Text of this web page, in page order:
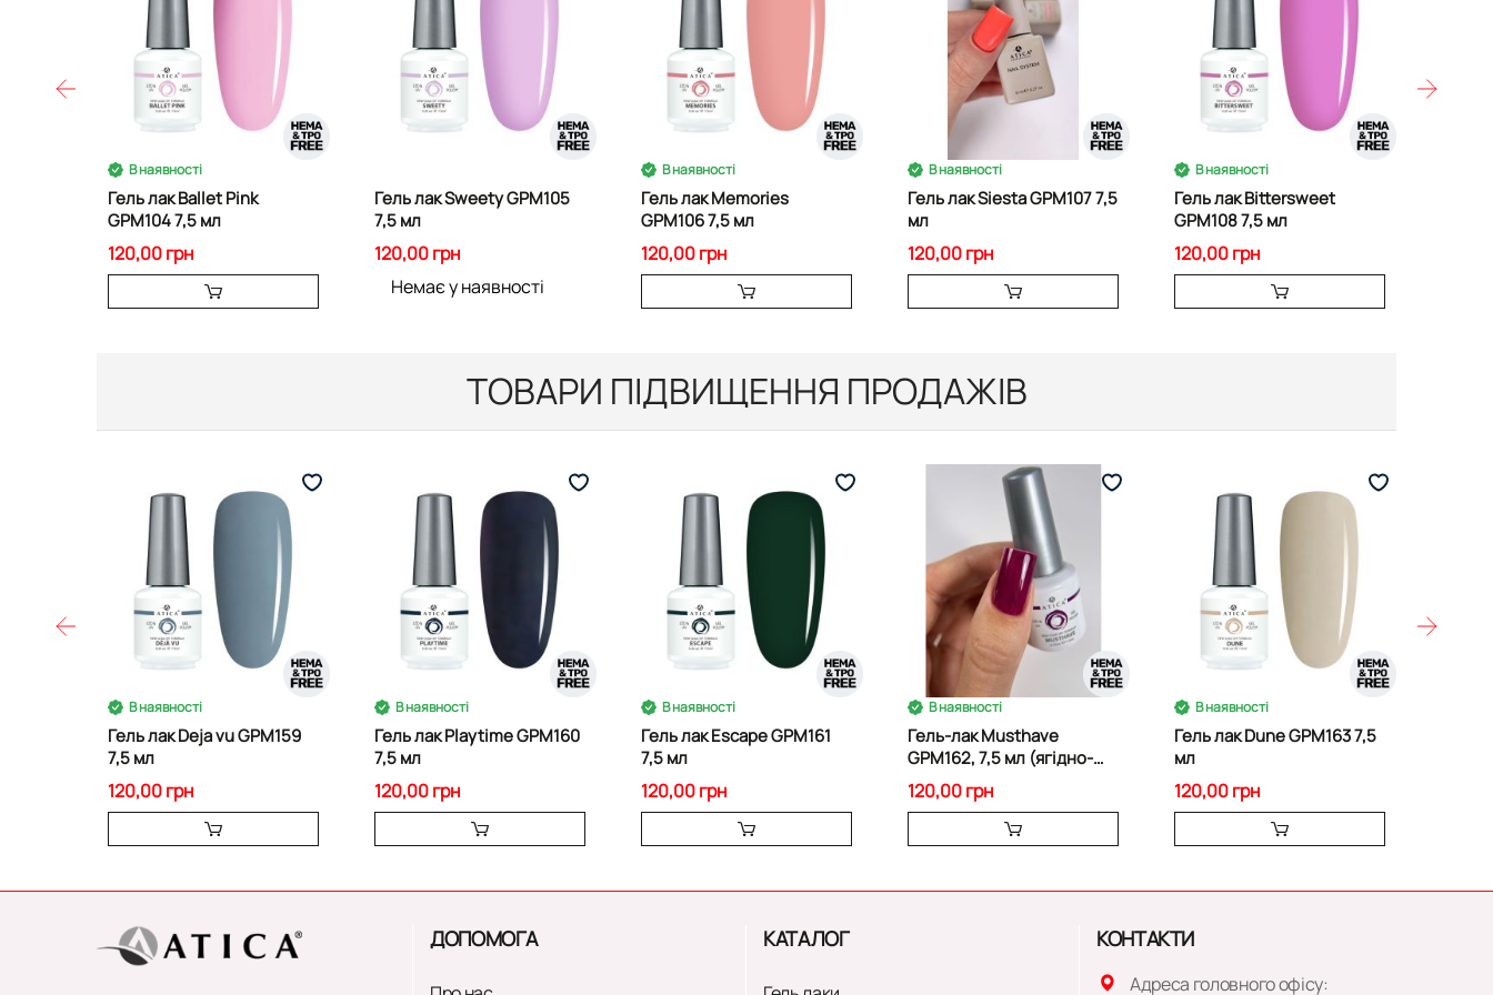
В наявності
Гель лак Ballet Pink
GPM104 7,5 мл
120,00 грн
Гель лак Sweety GPM105
7,5 мл
120,00 грн
Немає у наявності
В наявності
Гель лак Memories
GPM106 7,5 мл
120,00 грн
В наявності
Гель лак Siesta GPM107 7,5
мл
120,00 грн
В наявності
Гель лак Bittersweet
GPM108 7,5 мл
120,00 грн
ТОВАРИ ПІДВИЩЕННЯ ПРОДАЖІВ
В наявності
Гель лак Deja vu GPM159
7,5 мл
120,00 грн
В наявності
Гель лак Playtime GPM160
7,5 мл
120,00 грн
В наявності
Гель лак Escape GPM161
7,5 мл
120,00 грн
В наявності
Гель-лак Musthave
GPM162, 7,5 мл (ягідно-
сливовий відтінок)
120,00 грн
В наявності
Гель лак Dune GPM163 7,5
мл
120,00 грн
ДОПОМОГА КАТАЛОГ КОНТАКТИ
Адреса головного офісу: